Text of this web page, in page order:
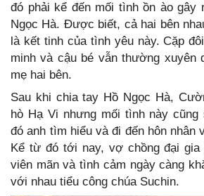
đó phải kể đến mối tình ồn ào gây
Ngọc Hà. Được biết, cả hai bên
là kết tinh của tình yêu này. Cặp
minh và cậu bé vẫn thường xuyên
mẹ hai bên.
Sau khi chia tay Hồ Ngọc Hà,
hò Hạ Vi nhưng mối tình này
đó anh tìm hiểu và đi đến hôn nhân
Kể từ đó tới nay, vợ chồng đại gia
viên mãn và tình cảm ngày càng
với nhau tiểu công chúa Suchin.